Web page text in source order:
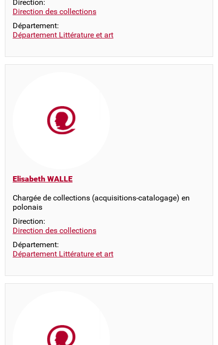
Direction:
Direction des collections
Département:
Département Littérature et art
Elisabeth WALLE
Chargée de collections (acquisitions-catalogage) en
polonais
Direction:
Direction des collections
Département:
Département Littérature et art